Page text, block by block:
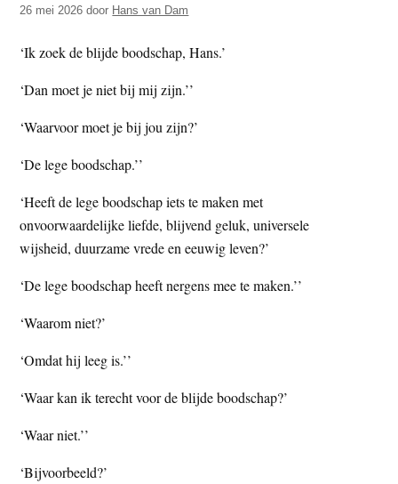
i
t
e
d
z
e
i
e
26 mei 2026 door Hans van Dam
‘Ik zoek de blijde boodschap, Hans.’
‘Dan moet je niet bij mij zijn.’’
‘Waarvoor moet je bij jou zijn?’
‘De lege boodschap.’’
‘Heeft de lege boodschap iets te maken met
onvoorwaardelijke liefde, blijvend geluk, universele
wijsheid, duurzame vrede en eeuwig leven?’
‘De lege boodschap heeft nergens mee te maken.’’
‘Waarom niet?’
‘Omdat hij leeg is.’’
‘Waar kan ik terecht voor de blijde boodschap?’
‘Waar niet.’’
‘Bijvoorbeeld?’